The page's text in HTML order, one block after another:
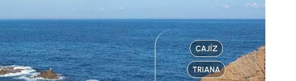
CAJÍZ
TRIANA